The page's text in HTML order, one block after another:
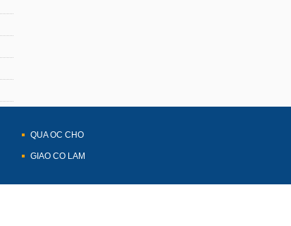
QUA OC CHO
GIAO CO LAM